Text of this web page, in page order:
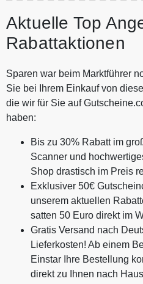
Aktuelle Top
Rabattaktionen
Sparen war beim Marktführer
Sie bei Ihrem Einkauf von
die wir für Sie auf
haben:
Bis zu 30% Rabatt im
Scanner und
Shop drastisch im Preis
Exklusiver 50€
unserem aktuellen
satten 50 Euro direkt im
Gratis Versand nach
Lieferkosten! Ab einem
Einstar Ihre Bestellung
direkt zu Ihnen nach